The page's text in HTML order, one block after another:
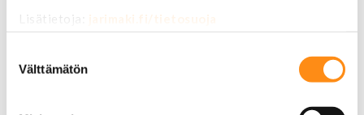
Lisätietoja: jarimaki.fi/tietosuoja
valinta
Välttämätön